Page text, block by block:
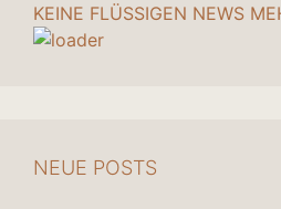
KEINE FLÜSSIGEN NEWS
NEUE POSTS